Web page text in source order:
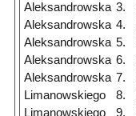
Aleksandrowska 3.
Aleksandrowska 4.
Aleksandrowska 5.
Aleksandrowska 6.
Aleksandrowska 7.
Limanowskiego
8.
Limanowskiego
9.